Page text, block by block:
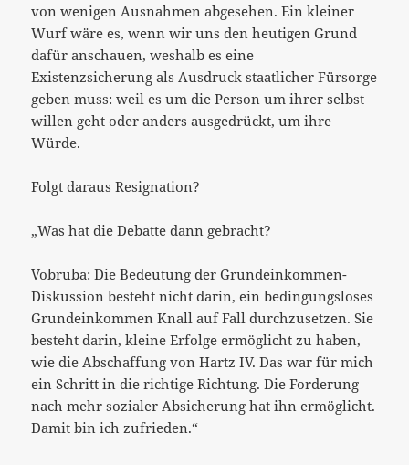
von wenigen Ausnahmen abgesehen. Ein kleiner
Wurf wäre es, wenn wir uns den heutigen Grund
dafür anschauen, weshalb es eine
Existenzsicherung als Ausdruck staatlicher Fürsorge
geben muss: weil es um die Person um ihrer selbst
willen geht oder anders ausgedrückt, um ihre
Würde.
Folgt daraus Resignation?
„Was hat die Debatte dann gebracht?
Vobruba: Die Bedeutung der Grundeinkommen-
Diskussion besteht nicht darin, ein bedingungsloses
Grundeinkommen Knall auf Fall durchzusetzen. Sie
besteht darin, kleine Erfolge ermöglicht zu haben,
wie die Abschaffung von Hartz IV. Das war für mich
ein Schritt in die richtige Richtung. Die Forderung
nach mehr sozialer Absicherung hat ihn ermöglicht.
Damit bin ich zufrieden.“